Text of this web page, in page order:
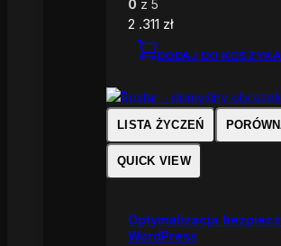
0 z 5
2 .311 zł
DODAJ DO KOSZYKA
LISTA ŻYCZEŃ
QUICK VIEW
Optymalizacja
WordPress